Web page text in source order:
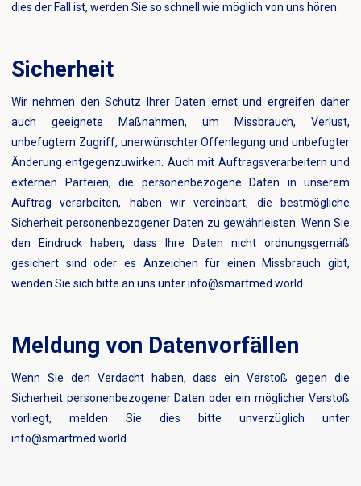
dies der Fall ist, werden Sie so schnell wie möglich von uns hören.
Sicherheit
Wir nehmen den Schutz Ihrer Daten ernst und ergreifen daher
auch geeignete Maßnahmen, um Missbrauch, Verlust,
unbefugtem Zugriff, unerwünschter Offenlegung und unbefugter
Änderung entgegenzuwirken. Auch mit Auftragsverarbeitern und
externen Parteien, die personenbezogene Daten in unserem
Auftrag verarbeiten, haben wir vereinbart, die bestmögliche
Sicherheit personenbezogener Daten zu gewährleisten. Wenn Sie
den Eindruck haben, dass Ihre Daten nicht ordnungsgemäß
gesichert sind oder es Anzeichen für einen Missbrauch gibt,
wenden Sie sich bitte an uns unter info@smartmed.world.
Meldung von Datenvorfällen
Wenn Sie den Verdacht haben, dass ein Verstoß gegen die
Sicherheit personenbezogener Daten oder ein möglicher Verstoß
vorliegt, melden Sie dies bitte unverzüglich unter
info@smartmed.world.